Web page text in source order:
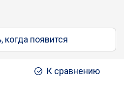
когда появится
К сравнению